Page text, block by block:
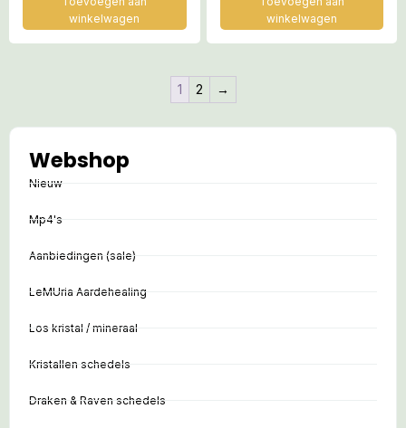
Webshop
Nieuw
Mp4's
Aanbiedingen (sale)
LeMUria Aardehealing
Los kristal / mineraal
Kristallen schedels
Draken & Raven schedels
winkelwagen
winkelwagen
1 2 →